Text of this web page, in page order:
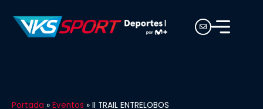
Portada » Eventos » II TRAIL ENTRELOBOS